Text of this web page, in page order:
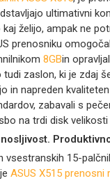
ultimativni
kaj želijo, ampak ne
prenosniku
8GBin
tudi zaslon, ki je zdaj
in napreden
zabavali s
na trdi disk velikosti
vsestranskih 15-
ASUS X515 prenosni